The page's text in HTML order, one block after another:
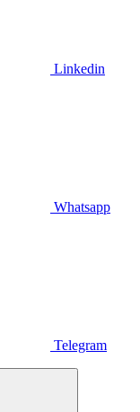
Linkedin
Whatsapp
Telegram